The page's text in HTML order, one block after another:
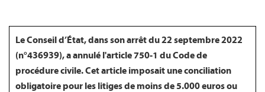
Le Conseil d’État, dans son arrêt du 22 septembre 2022
(n°436939), a annulé l'article 750-1 du Code de
procédure civile. Cet article imposait une conciliation
obligatoire pour les litiges de moins de 5.000 euros ou